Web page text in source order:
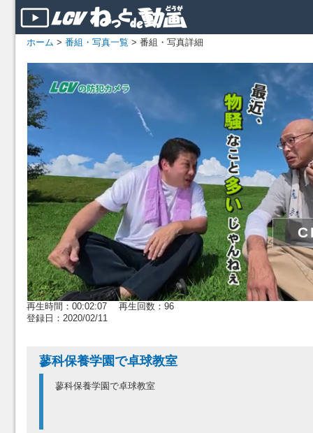
ホーム > 番組・写真一覧 > 番組・写真詳細
再生時間：00:02:07 再生回数：96
登録日：2020/02/11
蓼科保養学園で卓球教室
蓼科保養学園で卓球教室